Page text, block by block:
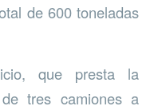
de 600 toneladas
que presta la
tres camiones a